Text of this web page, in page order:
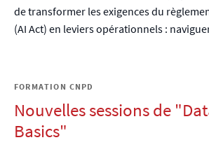
de transformer les exigences du
(AI Act) en leviers opérationnels :
FORMATION CNPD
Nouvelles sessions de
Basics"